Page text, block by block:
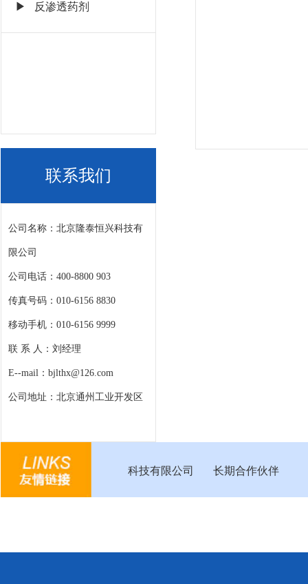
▶ 反渗透药剂
联系我们
公司名称：北京隆泰恒兴科技有
限公司
公司电话：400-8800 903
传真号码：010-6156 8830
移动手机：010-6156 9999
联 系 人：刘经理
E--mail：bjlthx@126.com
公司地址：北京通州工业开发区
科技有限公司 长期合作伙伴